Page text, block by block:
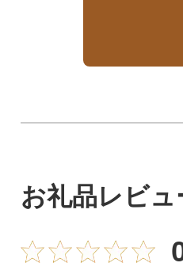
お礼品レビュ